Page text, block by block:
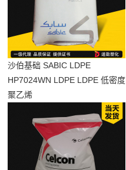
沙伯基础 SABIC LDPE
HP7024WN LDPE LDPE 低密度
聚乙烯